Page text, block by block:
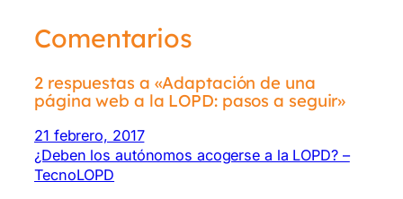
Comentarios
2 respuestas a «Adaptación de una
página web a la LOPD: pasos a seguir»
21 febrero, 2017
¿Deben los autónomos acogerse a la LOPD? –
TecnoLOPD